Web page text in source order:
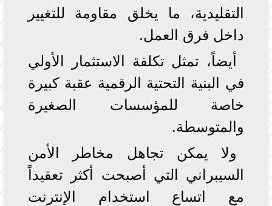
التقليدية، ما يخلق مقاومة للتغيير
داخل فرق العمل.
أيضاً، تمثل تكلفة الاستثمار الأولي
في البنية التحتية الرقمية عقبة كبيرة
خاصة للمؤسسات الصغيرة
والمتوسطة.
ولا يمكن تجاهل مخاطر الأمن
السيبراني التي أصبحت أكثر تعقيداً
مع اتساع استخدام الإنترنت